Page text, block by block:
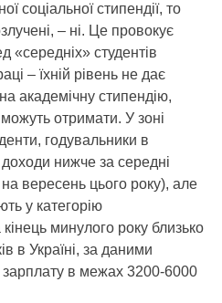
соціальної стипендії, то
– ні. Це провокує
«середніх» студентів
– їхній рівень не дає
академічну стипендію,
отримати. У зоні
годувальники в
нижче за середні
вересень цього року), але
у категорію
минулого року близько
в Україні, за даними
в межах 3200-6000